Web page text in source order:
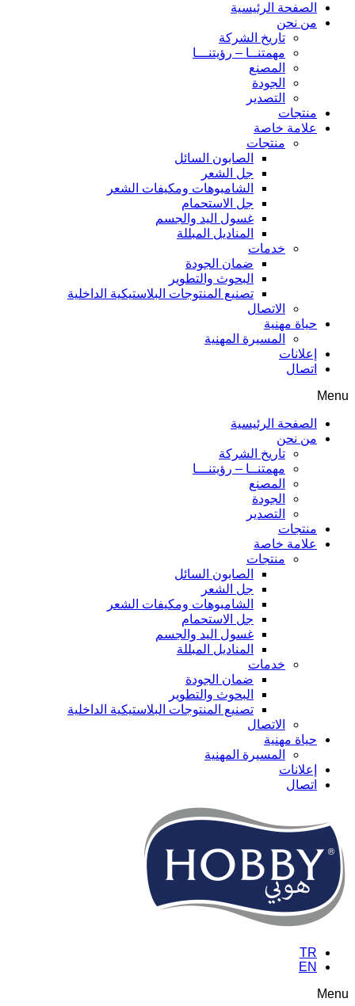
الصفحة الرئيسية
من نحن
تاريخ الشركة
مهمتنــا – رؤيتنـــا
المصنع
الجودة
التصدير
منتجات
علامة خاصة
منتجات
الصابون السائل
جل الشعر
الشامبوهات ومكيفات الشعر
جل الاستحمام
غسول اليد والجسم
المناديل المبللة
خدمات
ضمان الجودة
البحوث والتطوير
تصنيع المنتوجات البلاستيكية الداخلية
الاتصال
حياة مهنية
المسيرة المهنية
إعلانات
اتصال
Menu
الصفحة الرئيسية
من نحن
تاريخ الشركة
مهمتنــا – رؤيتنـــا
المصنع
الجودة
التصدير
منتجات
علامة خاصة
منتجات
الصابون السائل
جل الشعر
الشامبوهات ومكيفات الشعر
جل الاستحمام
غسول اليد والجسم
المناديل المبللة
خدمات
ضمان الجودة
البحوث والتطوير
تصنيع المنتوجات البلاستيكية الداخلية
الاتصال
حياة مهنية
المسيرة المهنية
إعلانات
اتصال
TR
EN
Menu